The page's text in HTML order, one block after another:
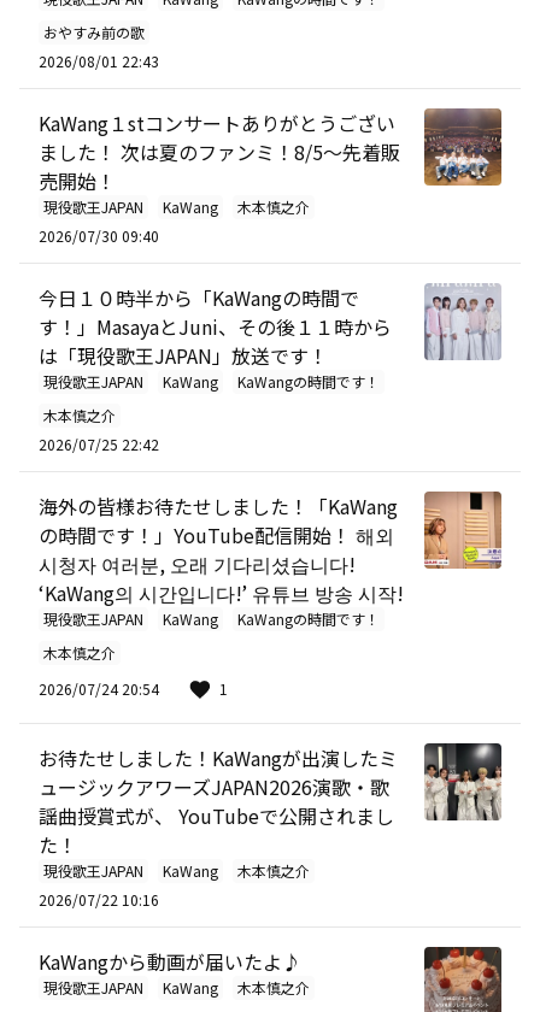
おやすみ前の歌
2026/08/01 22:43
KaWang１stコンサートありがとうござい
ました！ 次は夏のファンミ！8/5～先着販
売開始！
現役歌王JAPAN KaWang
木本慎之介
2026/07/30 09:40
今日１０時半から「KaWangの時間で
す！」MasayaとJuni、その後１１時から
は「現役歌王JAPAN」放送です！
現役歌王JAPAN KaWang
KaWangの時間です！
木本慎之介
2026/07/25 22:42
海外の皆様お待たせしました！「KaWang
の時間です！」YouTube配信開始！ 해외
시청자 여러분, 오래 기다리셨습니다!
‘KaWang의 시간입니다!’ 유튜브 방송 시작!
現役歌王JAPAN KaWang
KaWangの時間です！
木本慎之介
2026/07/24 20:54
1
お待たせしました！KaWangが出演したミ
ュージックアワーズJAPAN2026演歌・歌
謡曲授賞式が、 YouTubeで公開されまし
た！
現役歌王JAPAN KaWang
木本慎之介
2026/07/22 10:16
KaWangから動画が届いたよ♪
現役歌王JAPAN KaWang
木本慎之介